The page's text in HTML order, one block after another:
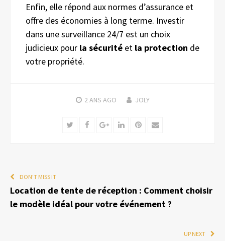
Enfin, elle répond aux normes d’assurance et
offre des économies à long terme. Investir
dans une surveillance 24/7 est un choix
judicieux pour la sécurité et la protection de
votre propriété.
2 ANS AGO JOLY
TwitterFacebookGoogle+LinkedInPinterest
Email
DON'T MISS IT
Location de tente de réception : Comment choisir
le modèle idéal pour votre événement ?
UP NEXT